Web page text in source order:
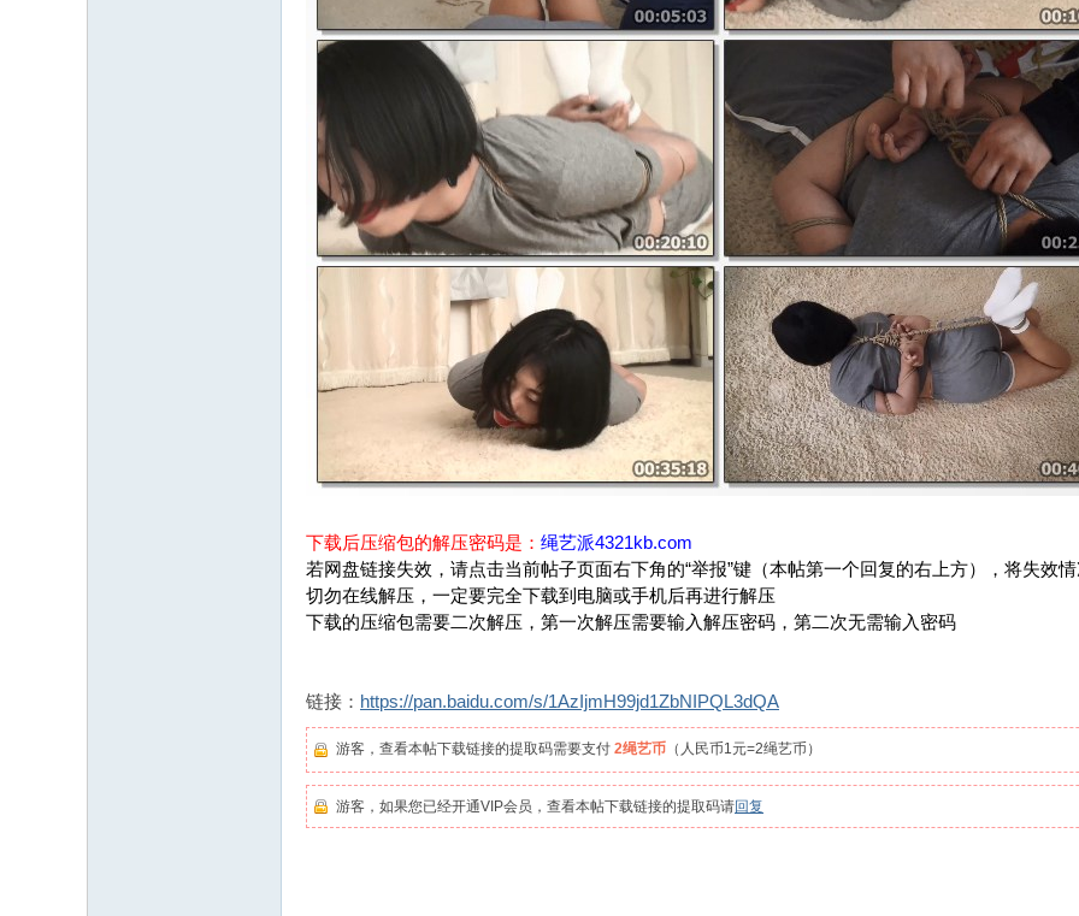
下载后压缩包的解压密码是： 绳艺派4321kb.com
若网盘链接失效，请点击当前帖子页面右下角的“举报”键（本帖第一个回复的右上方），将失效
切勿在线解压，一定要完全下载到电脑或手机后再进行解压
下载的压缩包需要二次解压，第一次解压需要输入解压密码，第二次无需输入密码
链接： https://pan.baidu.com/s/1AzIjmH99jd1ZbNIPQL3dQA
游客，查看本帖下载链接的提取码需要支付 2绳艺币 （人民币1元=2绳艺币）
游客，如果您已经开通VIP会员，查看本帖下载链接的提取码请回复